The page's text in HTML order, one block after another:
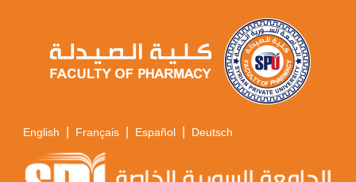
English | Français | Español | Deutsch